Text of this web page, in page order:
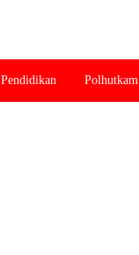
Pendidikan Polhutkam